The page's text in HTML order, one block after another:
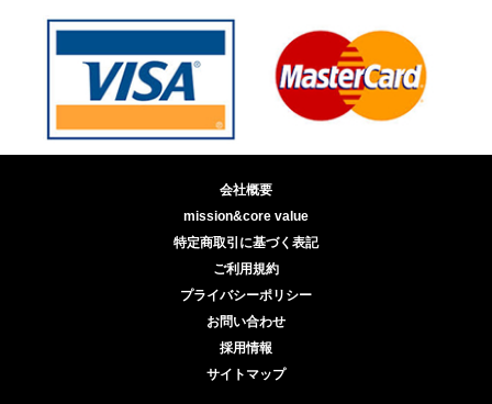
会社概要
mission&core value
特定商取引に基づく表記
ご利用規約
プライバシーポリシー
お問い合わせ
採用情報
サイトマップ